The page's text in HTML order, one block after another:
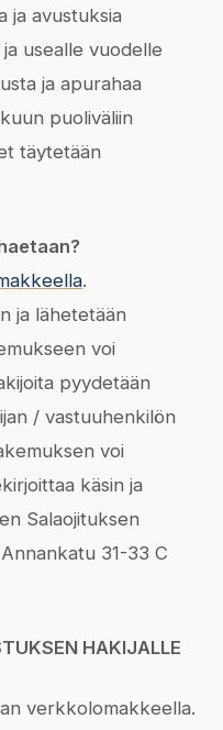
ja avustuksia
usealle vuodelle
ja apurahaa
puoliväliin
täytetään
.
ja lähetetään
voi
pyydetään
/ vastuuhenkilön
voi
käsin ja
Salaojituksen
31-33 C
HAKIJALLE
verkkolomakkeella.